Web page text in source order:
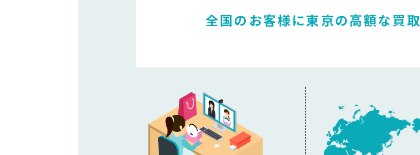
全国のお客様に東京の高額な買